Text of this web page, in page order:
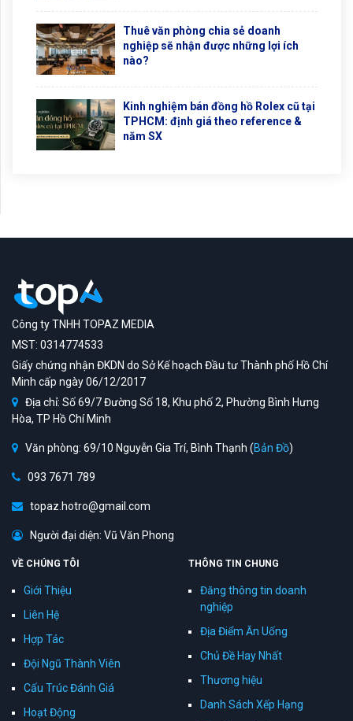
Thuê văn phòng chia sẻ doanh
nghiệp sẽ nhận được những lợi ích
nào?
Kinh nghiệm bán đồng hồ Rolex cũ tại
TPHCM: định giá theo reference &
năm SX
Công ty TNHH TOPAZ MEDIA
MST: 0314774533
Giấy chứng nhận ĐKDN do Sở Kế hoạch Đầu tư Thành phố Hồ Chí
Minh cấp ngày 06/12/2017
Địa chỉ: Số 69/7 Đường Số 18, Khu phố 2, Phường Bình Hưng
Hòa, TP Hồ Chí Minh
Văn phòng: 69/10 Nguyễn Gia Trí, Bình Thạnh (Bản Đồ)
093 7671 789
topaz.hotro@gmail.com
Người đại diện: Vũ Văn Phong
VỀ CHÚNG TÔI
Giới Thiệu
Liên Hệ
Hợp Tác
Đội Ngũ Thành Viên
Cấu Trúc Đánh Giá
Hoạt Động
THÔNG TIN CHUNG
Đăng thông tin doanh
nghiệp
Địa Điểm Ăn Uống
Chủ Đề Hay Nhất
Thương hiệu
Danh Sách Xếp Hạng